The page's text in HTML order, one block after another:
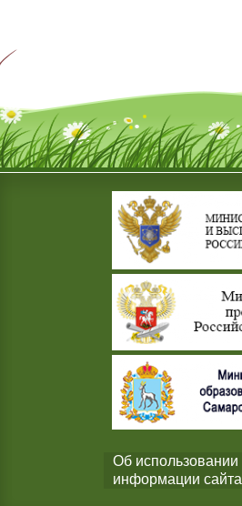
Об использовании
информации сайта